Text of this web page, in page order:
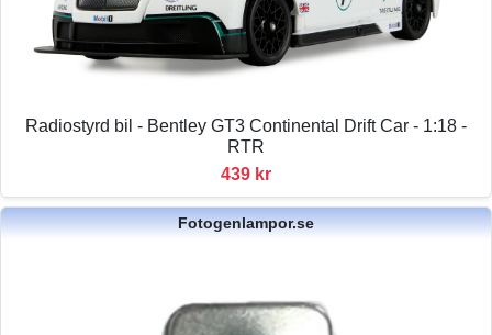
Radiostyrd bil - Bentley GT3 Continental Drift Car - 1:18 -
RTR
439 kr
Fotogenlampor.se